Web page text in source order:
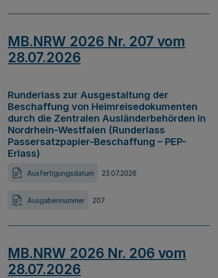
MB.NRW 2026 Nr. 207 vom
28.07.2026
Runderlass zur Ausgestaltung der
Beschaffung von Heimreisedokumenten
durch die Zentralen Ausländerbehörden in
Nordrhein-Westfalen (Runderlass
Passersatzpapier-Beschaffung – PEP-
Erlass)
Ausfertigungsdatum 23.07.2026
Ausgabennummer 207
MB.NRW 2026 Nr. 206 vom
28.07.2026